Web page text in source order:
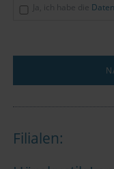
Ja, ich habe die
Filialen: